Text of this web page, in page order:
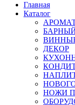
Главная
Каталог
ДЕКОР
НОЖИ